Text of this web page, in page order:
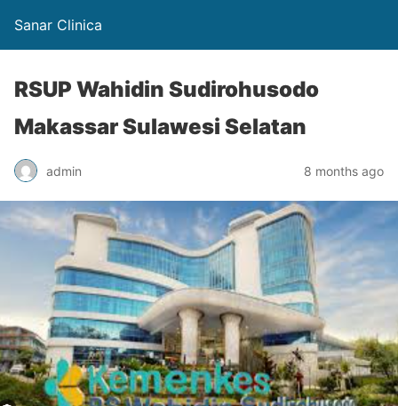
Sanar Clinica
RSUP Wahidin Sudirohusodo
Makassar Sulawesi Selatan
admin 8 months ago